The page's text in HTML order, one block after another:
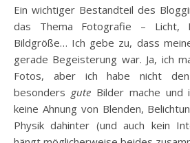
Ein wichtiger Bestandteil des
das Thema Fotografie – Licht,
Bildgröße… Ich gebe zu, dass
gerade Begeisterung war. Ja, ich
Fotos, aber ich habe nicht
besonders guteBilder mache und
keine Ahnung von Blenden,
Physik dahinter (und auch kein